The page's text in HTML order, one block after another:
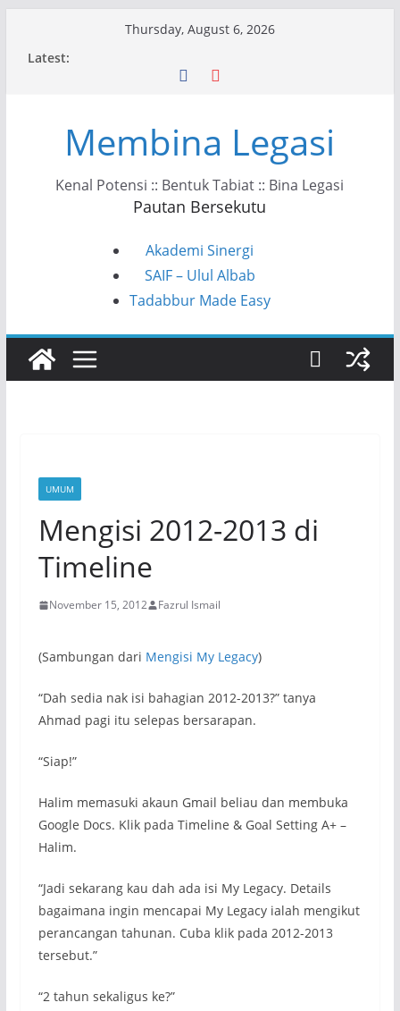
Thursday, August 6, 2026
Latest:
Membina Legasi
Kenal Potensi :: Bentuk Tabiat :: Bina Legasi
Pautan Bersekutu
Akademi Sinergi
SAIF – Ulul Albab
Tadabbur Made Easy
UMUM
Mengisi 2012-2013 di
Timeline
November 15, 2012 Fazrul Ismail
(Sambungan dari Mengisi My Legacy)
“Dah sedia nak isi bahagian 2012-2013?” tanya
Ahmad pagi itu selepas bersarapan.
“Siap!”
Halim memasuki akaun Gmail beliau dan membuka
Google Docs. Klik pada Timeline & Goal Setting A+ –
Halim.
“Jadi sekarang kau dah ada isi My Legacy. Details
bagaimana ingin mencapai My Legacy ialah mengikut
perancangan tahunan. Cuba klik pada 2012-2013
tersebut.”
“2 tahun sekaligus ke?”